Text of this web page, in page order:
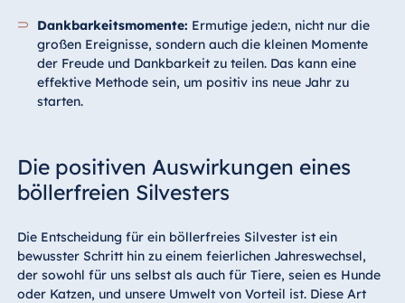
Dankbarkeitsmomente: Ermutige jede:n, nicht nur die
großen Ereignisse, sondern auch die kleinen Momente
der Freude und Dankbarkeit zu teilen. Das kann eine
effektive Methode sein, um positiv ins neue Jahr zu
starten.
Die positiven Auswirkungen eines
böllerfreien Silvesters
Die Entscheidung für ein böllerfreies Silvester ist ein
bewusster Schritt hin zu einem feierlichen Jahreswechsel,
der sowohl für uns selbst als auch für Tiere, seien es Hunde
oder Katzen, und unsere Umwelt von Vorteil ist. Diese Art